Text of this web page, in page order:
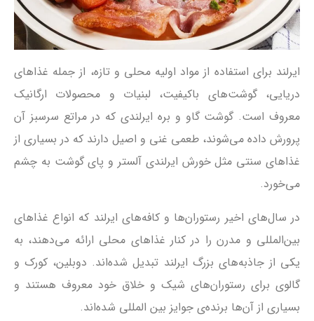
ایرلند برای استفاده از مواد اولیه محلی و تازه، از جمله غذاهای
دریایی، گوشت‌های با‌کیفیت، لبنیات و محصولات ارگانیک
معروف است. گوشت گاو و بره ایرلندی که در مراتع سرسبز آن
پرورش داده می‌شوند، طعمی غنی و اصیل دارند که در بسیاری از
غذاهای سنتی مثل خورش ایرلندی آلستر و پای گوشت به چشم
می‌خورد.
در سال‌های اخیر رستوران‌ها و کافه‌های ایرلند که انواع غذاهای
بین‌المللی و مدرن را در کنار غذاهای محلی ارائه می‌دهند، به
یکی از جاذبه‌های بزرگ ایرلند تبدیل شده‌اند. دوبلین، کورک و
گالوی برای رستوران‌های شیک و خلاق خود معروف هستند و
بسیاری از آن‌ها برنده‌ی جوایز بین المللی شده‌اند.